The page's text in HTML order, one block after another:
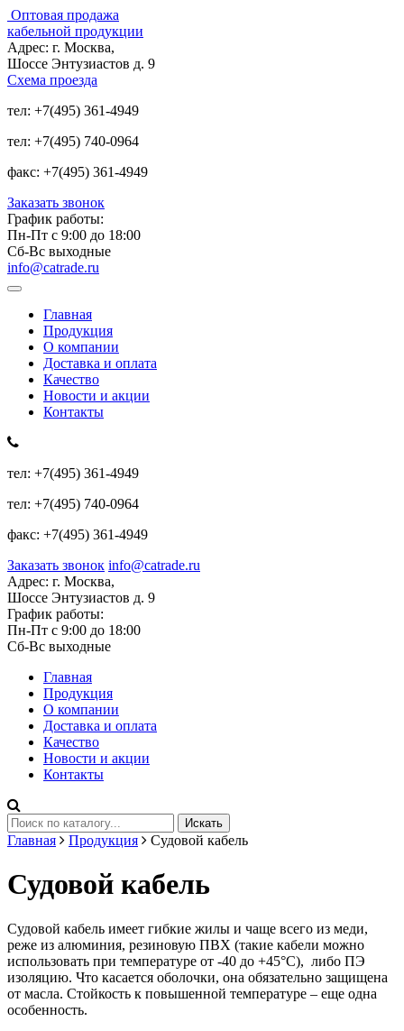
Оптовая продажа
кабельной продукции
Адрес: г. Москва,
Шоссе Энтузиастов д. 9
Схема проезда
тел: +7(495) 361-4949
тел: +7(495) 740-0964
факс: +7(495) 361-4949
Заказать звонок
График работы:
Пн-Пт с 9:00 до 18:00
Сб-Вс выходные
info@catrade.ru
Главная
Продукция
О компании
Доставка и оплата
Качество
Новости и акции
Контакты
тел: +7(495) 361-4949
тел: +7(495) 740-0964
факс: +7(495) 361-4949
Заказать звонок info@catrade.ru
Адрес: г. Москва,
Шоссе Энтузиастов д. 9
График работы:
Пн-Пт с 9:00 до 18:00
Сб-Вс выходные
Главная
Продукция
О компании
Доставка и оплата
Качество
Новости и акции
Контакты
Искать
Главная Продукция Судовой кабель
Судовой кабель
Судовой кабель имеет гибкие жилы и чаще всего из меди,
реже из алюминия, резиновую ПВХ (такие кабели можно
использовать при температуре от -40 до +45°C), либо ПЭ
изоляцию. Что касается оболочки, она обязательно защищена
от масла. Стойкость к повышенной температуре – еще одна
особенность.